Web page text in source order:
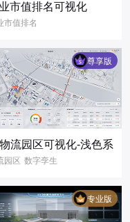
市值排名可视化
市值排名
数字孪生 3D
模型 3D模型
视化
尊享版
物流园区可视化-浅色系
园区 数字孪生
大屏
视化
专业版